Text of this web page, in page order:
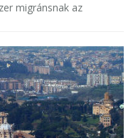
migránsnak az